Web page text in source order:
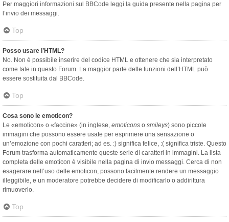
Per maggiori informazioni sul BBCode leggi la guida presente nella pagina per
l’invio dei messaggi.
Top
Posso usare l’HTML?
No. Non è possibile inserire del codice HTML e ottenere che sia interpretato
come tale in questo Forum. La maggior parte delle funzioni dell’HTML può
essere sostituita dal BBCode.
Top
Cosa sono le emoticon?
Le «emoticon» o «faccine» (in inglese, emoticons o smileys) sono piccole
immagini che possono essere usate per esprimere una sensazione o
un’emozione con pochi caratteri; ad es. :) significa felice, :( significa triste. Questo
Forum trasforma automaticamente queste serie di caratteri in immagini. La lista
completa delle emoticon è visibile nella pagina di invio messaggi. Cerca di non
esagerare nell’uso delle emoticon, possono facilmente rendere un messaggio
illeggibile, e un moderatore potrebbe decidere di modificarlo o addirittura
rimuoverlo.
Top